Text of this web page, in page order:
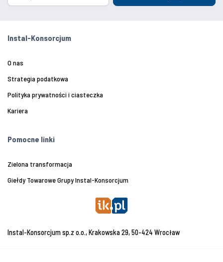
Instal-Konsorcjum
O nas
Strategia podatkowa
Polityka prywatności i ciasteczka
Kariera
Pomocne linki
Zielona transformacja
Giełdy Towarowe Grupy Instal-Konsorcjum
Instal-Konsorcjum sp.z o.o., Krakowska 29, 50-424 Wrocław